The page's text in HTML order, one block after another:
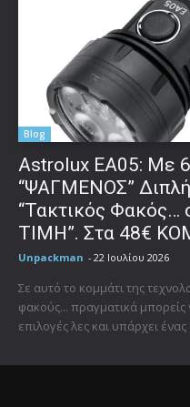
Blog
Astrolux ΕΑ05: Με
“ΨΑΓΜΕΝΟΣ”
“Τακτικός
ΤΙΜΗ”. Στα 48€
Unpackman - 22 Ιουλίου 2026
Σε αυτό το κομμάτι της
φακούς... πραγματικά μπορείς
επιλογές λες και υπάρχει